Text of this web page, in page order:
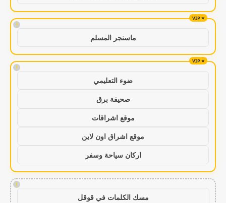
!
ماسنجر المسلم
!
ضوء التعليمي
صحيفة برق
موقع اشراقات
موقع اشراق اون لاين
اركان سياحة وسفر
!
مسك الكلمات في قوقل